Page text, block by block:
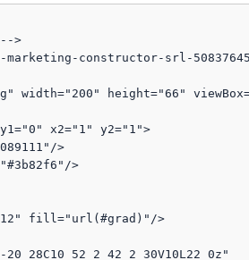
-->
constructor-srl-50837645"
width="200" height="66"